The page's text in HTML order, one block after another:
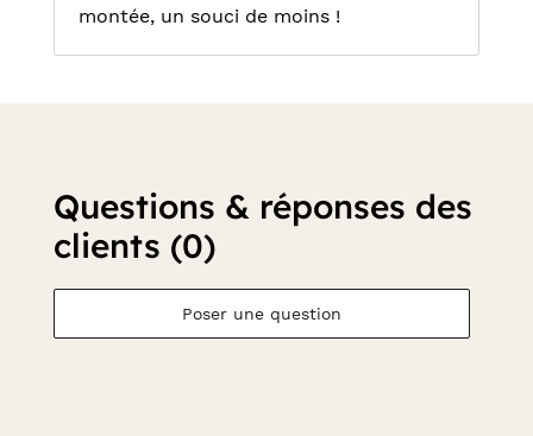
montée, un souci de moins !
Questions & réponses des
clients (0)
Poser une question